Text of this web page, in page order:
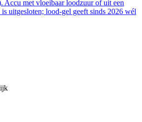
Accu met vloeibaar loodzuur of uit een
uitgesloten; lood-gel geeft sinds 2026 wél